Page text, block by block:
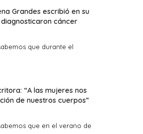
Grandes escribió en su
cáncer
que durante el
“A las mujeres nos
de nuestros cuerpos”
que en el verano de